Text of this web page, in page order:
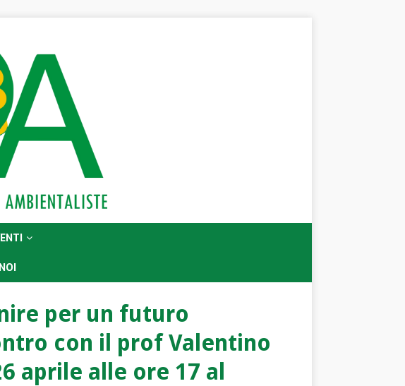
per un futuro
con il prof Valentino
aprile alle ore 17 al